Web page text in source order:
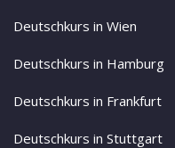
Deutschkurs in Wien
Deutschkurs in Hamburg
Deutschkurs in Frankfurt
Deutschkurs in Stuttgart